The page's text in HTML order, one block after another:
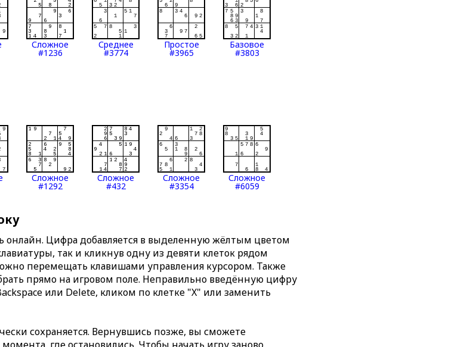
Сложное
#1236
Среднее
#3774
Простое
#3965
Базовое
#3803
Сложное
#1292
Сложное
#432
Сложное
#3354
Сложное
#6059
онлайн. Цифра добавляется в выделенную жёлтым цветом
так и кликнув одну из девяти клеток рядом
перемещать клавишами управления курсором. Также
прямо на игровом поле. Неправильно введённую цифру
или Delete, кликом по клетке "X" или заменить
сохраняется. Вернувшись позже, вы сможете